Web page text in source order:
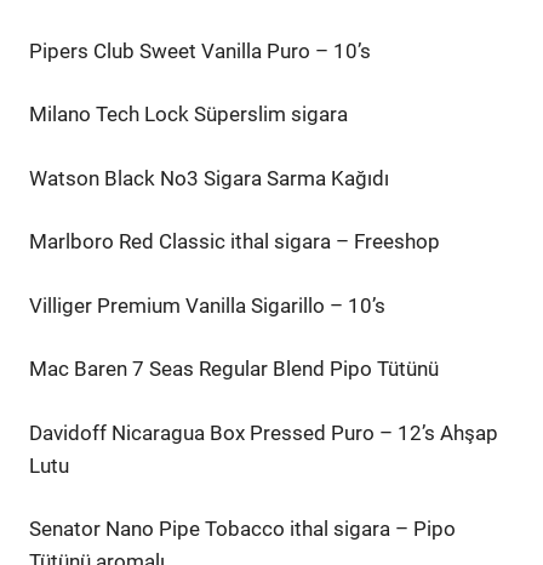
Pipers Club Sweet Vanilla Puro – 10’s
Milano Tech Lock Süperslim sigara
Watson Black No3 Sigara Sarma Kağıdı
Marlboro Red Classic ithal sigara – Freeshop
Villiger Premium Vanilla Sigarillo – 10’s
Mac Baren 7 Seas Regular Blend Pipo Tütünü
Davidoff Nicaragua Box Pressed Puro – 12’s Ahşap
Lutu
Senator Nano Pipe Tobacco ithal sigara – Pipo